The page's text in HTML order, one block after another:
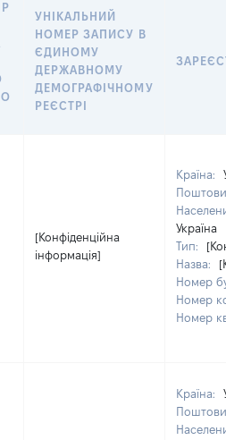
УНІКАЛЬНИЙ
НОМЕР ЗАПИСУ В
ЄДИНОМУ
ДЕРЖАВНОМУ
ДЕМОГРАФІЧНОМУ
РЕЄСТРІ
[Конфіденційна
інформація]
Країна:
Україна
Тип:
Назва:
Номер
Номер
Номер
Країна: